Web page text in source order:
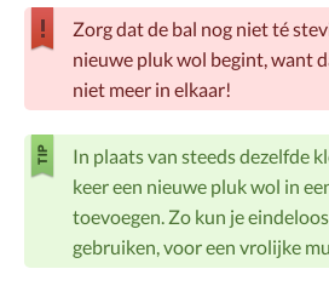
Zorg dat de bal nog niet té
nieuwe pluk wol begint, want
niet meer in elkaar!
In plaats van steeds dezelfde
keer een nieuwe pluk wol in
toevoegen. Zo kun je
gebruiken, voor een vrolijke